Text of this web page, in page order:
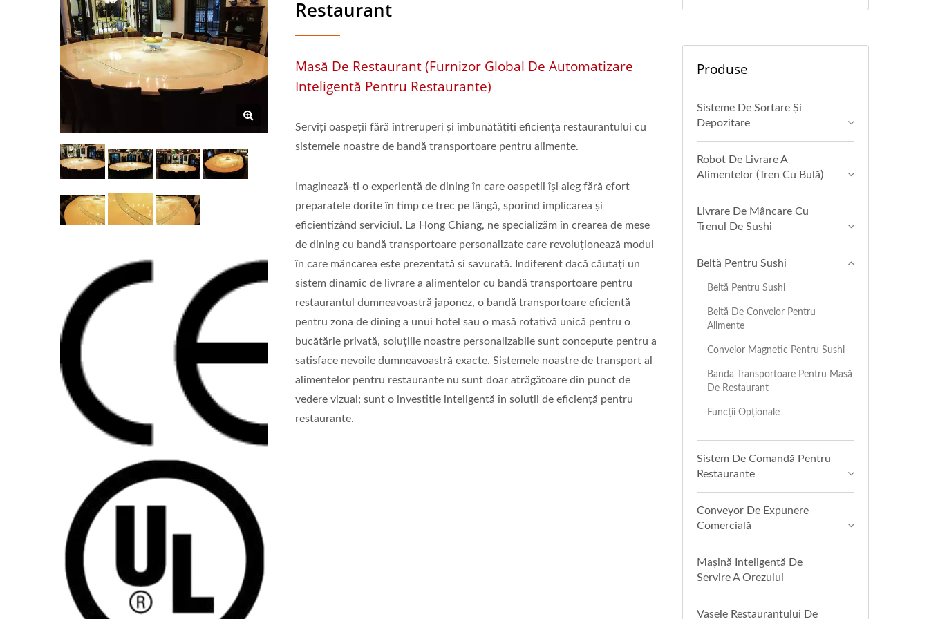
Restaurant
Masă De Restaurant (Furnizor Global De Automatizare
Inteligentă Pentru Restaurante)
Serviți oaspeții fără întreruperi și îmbunătățiți eficiența restaurantului cu
sistemele noastre de bandă transportoare pentru alimente.
Imaginează-ți o experiență de dining în care oaspeții își aleg fără efort
preparatele dorite în timp ce trec pe lângă, sporind implicarea și
eficientizând serviciul. La Hong Chiang, ne specializăm în crearea de mese
de dining cu bandă transportoare personalizate care revoluționează modul
în care mâncarea este prezentată și savurată. Indiferent dacă căutați un
sistem dinamic de livrare a alimentelor cu bandă transportoare pentru
restaurantul dumneavoastră japonez, o bandă transportoare eficientă
pentru zona de dining a unui hotel sau o masă rotativă unică pentru o
bucătărie privată, soluțiile noastre personalizabile sunt concepute pentru a
satisface nevoile dumneavoastră exacte. Sistemele noastre de transport al
alimentelor pentru restaurante nu sunt doar atrăgătoare din punct de
vedere vizual; sunt o investiție inteligentă în soluții de eficiență pentru
restaurante.
Produse
Sisteme De Sortare Și
Depozitare
Robot De Livrare A
Alimentelor (Tren Cu Bulă)
Livrare De Mâncare Cu
Trenul De Sushi
Beltă Pentru Sushi
Beltă Pentru Sushi
Beltă De Conveior Pentru
Alimente
Conveior Magnetic Pentru Sushi
Banda Transportoare Pentru Masă
De Restaurant
Funcții Opționale
Sistem De Comandă Pentru
Restaurante
Conveyor De Expunere
Comercială
Mașină Inteligentă De
Servire A Orezului
Vasele Restaurantului De